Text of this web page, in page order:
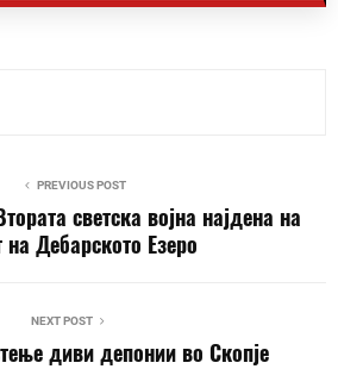
PREVIOUS POST
светска војна најдена на
на Дебарското Езеро
NEXT POST
диви депонии во Скопје